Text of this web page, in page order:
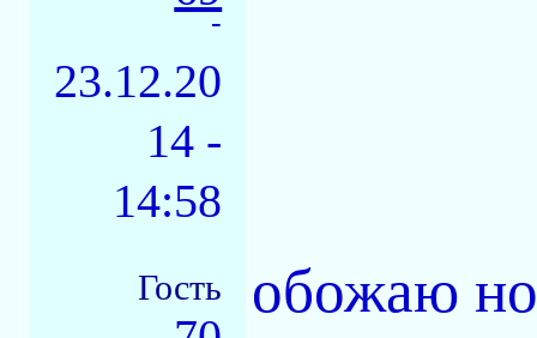
-
23.12.20
14 -
14:58
Гость
обожаю